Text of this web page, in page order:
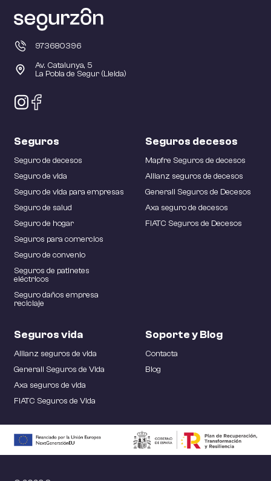
973680396
Av. Catalunya, 5
La Pobla de Segur (Lleida)
Seguros
Seguro de decesos
Seguro de vida
Seguro de vida para empresas
Seguro de salud
Seguro de hogar
Seguros para comercios
Seguro de convenio
Seguros de patinetes
eléctricos
Seguro daños empresa
reciclaje
Seguros decesos
Mapfre Seguros de decesos
Allianz seguros de decesos
Generali Seguros de Decesos
Axa seguro de decesos
FIATC Seguros de Decesos
Seguros vida
Allianz seguros de vida
Generali Seguros de Vida
Axa seguros de vida
FIATC Seguros de Vida
Soporte y Blog
Contacta
Blog